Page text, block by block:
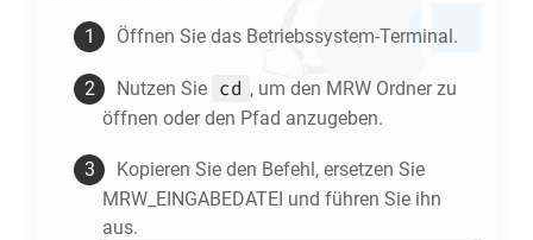
Öffnen Sie das Betriebssystem-Terminal.
Nutzen Sie cd , um den MRW Ordner zu
öffnen oder den Pfad anzugeben.
Kopieren Sie den Befehl, ersetzen Sie
MRW_EINGABEDATEI und führen Sie ihn
aus.